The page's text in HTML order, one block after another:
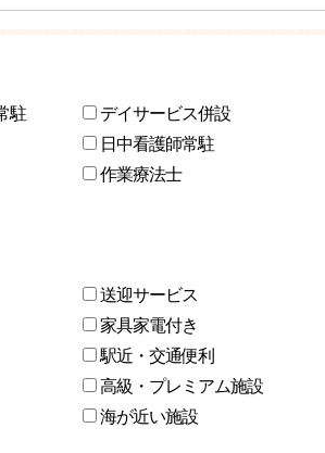
駐
デイサービス併設
日中看護師常駐
作業療法士
送迎サービス
家具家電付き
駅近・交通便利
高級・プレミアム施設
海が近い施設